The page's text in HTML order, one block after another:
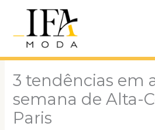
conteúdo
3 tendências em
semana de Alta-
Paris